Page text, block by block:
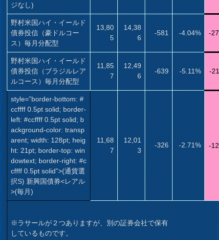
ジなし)
野村米国ハイ・イールド
債券投信（豪ドルコー
ス）毎月分配型
13,80
5
14,38
6
-581 -4.04% -
野村米国ハイ・イールド
債券投信（ブラジルレア
ルコース）毎月分配型
11,85
7
12,49
6
-639 -5.11% -
style=”border-bottom: #
ccffff 0.5pt solid; border-
left: #ccffff 0.5pt solid; b
ackground-color: transp
arent; width: 128pt; heig
ht: 21pt; border-top: win
dowtext; border-right: #c
cffff 0.5pt solid”>(通貨選
択S) 新興国債券<レアル
>(毎月)
11,68
7
12,01
3
-326 -2.71% -
※ラサールが２つありますが、別の証券会社で保有
しているものです。